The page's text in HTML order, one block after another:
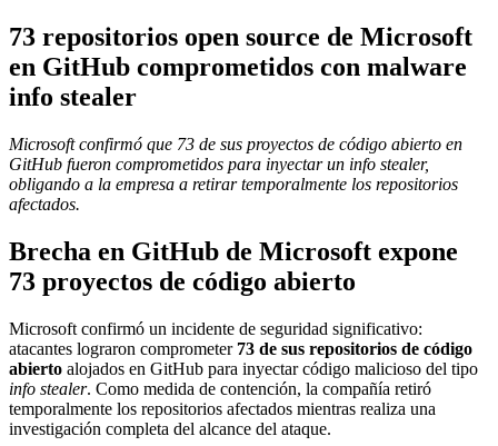
73 repositorios open source de Microsoft
en GitHub comprometidos con malware
info stealer
Microsoft confirmó que 73 de sus proyectos de código abierto en
GitHub fueron comprometidos para inyectar un info stealer,
obligando a la empresa a retirar temporalmente los repositorios
afectados.
Brecha en GitHub de Microsoft expone
73 proyectos de código abierto
Microsoft confirmó un incidente de seguridad significativo:
atacantes lograron comprometer 73 de sus repositorios de código
abierto alojados en GitHub para inyectar código malicioso del tipo
info stealer. Como medida de contención, la compañía retiró
temporalmente los repositorios afectados mientras realiza una
investigación completa del alcance del ataque.